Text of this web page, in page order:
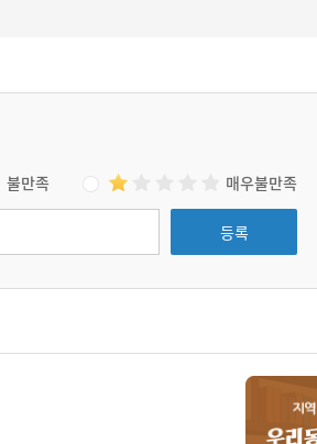
불만족 매우불만족
등록